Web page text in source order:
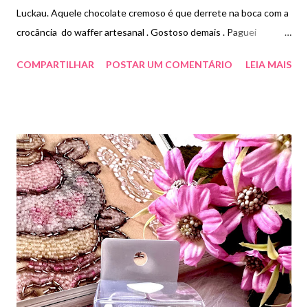
Luckau. Aquele chocolate cremoso é que derrete na boca com a
crocância do waffer artesanal . Gostoso demais . Paguei
COMPARTILHAR
POSTAR UM COMENTÁRIO LEIA MAIS